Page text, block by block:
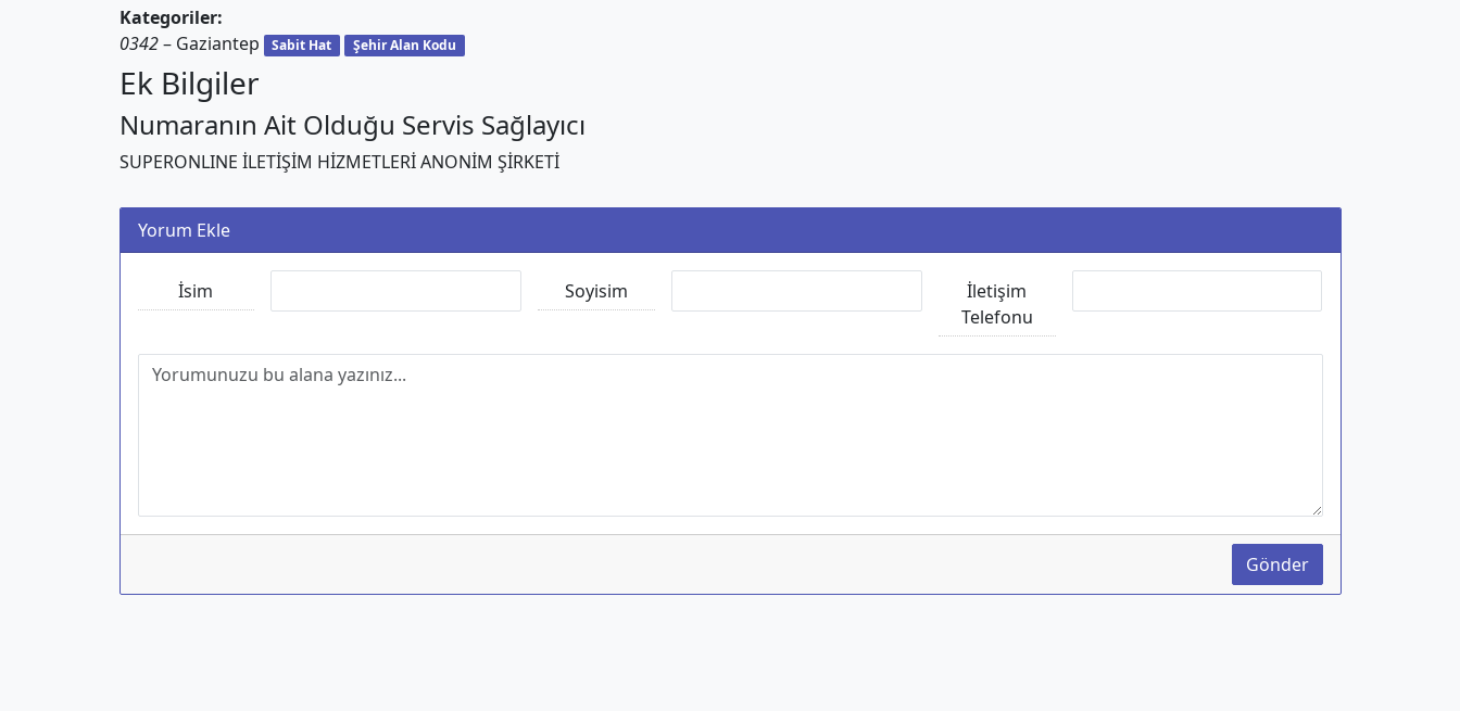
Kategoriler:
0342– Gaziantep Sabit Hat Şehir Alan Kodu
Ek Bilgiler
Numaranın Ait Olduğu Servis Sağlayıcı
SUPERONLINE İLETİŞİM HİZMETLERİ ANONİM ŞİRKETİ
Yorum Ekle
İsim Soyisim
İletişim
Telefonu
Gönder